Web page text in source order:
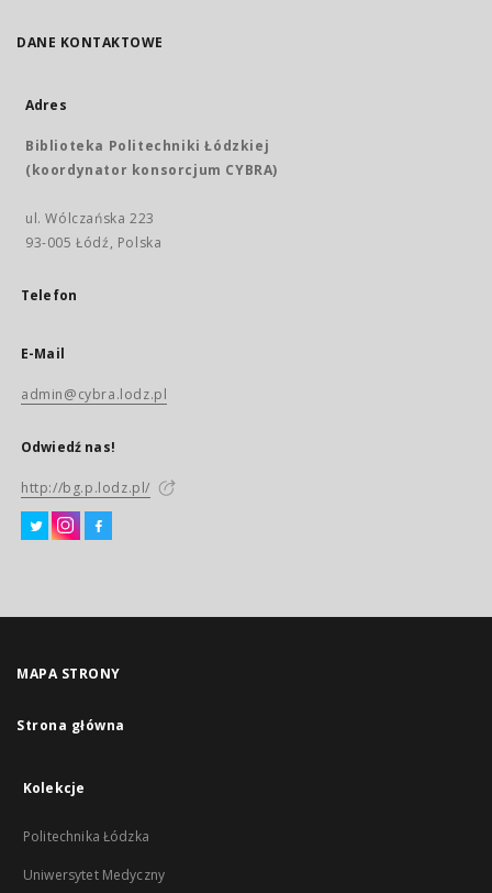
DANE KONTAKTOWE
Adres
Biblioteka Politechniki Łódzkiej
(koordynator konsorcjum CYBRA)
ul. Wólczańska 223
93-005 Łódź, Polska
Telefon
E-Mail
admin@cybra.lodz.pl
Odwiedź nas!
http://bg.p.lodz.pl/
MAPA STRONY
Strona główna
Kolekcje
Politechnika Łódzka
Uniwersytet Medyczny